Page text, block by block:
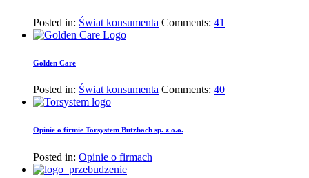
Posted in: Świat konsumenta Comments: 41
Golden Care
Posted in: Świat konsumenta Comments: 40
Opinie o firmie Torsystem Butzbach sp. z o.o.
Posted in: Opinie o firmach